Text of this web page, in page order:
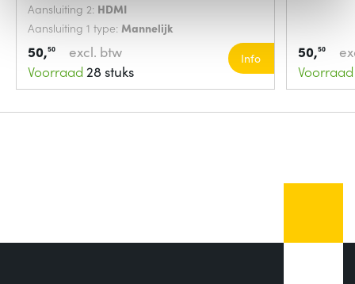
Aansluiting 2: HDMI
Aansluiting 1 type: Mannelijk
50,50
excl. btw
Voorraad 28 stuks
Info 50,50
Voorraad